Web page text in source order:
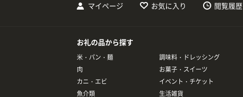
マイページ お気に入り 閲覧履歴
お礼の品から探す
米・パン・麺
肉
カニ・エビ
魚介類
調味料・ドレッシング
お菓子・スイーツ
イベント・チケット
生活雑貨